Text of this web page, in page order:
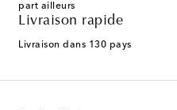
part ailleurs
Livraison rapide
Livraison dans 130 pays